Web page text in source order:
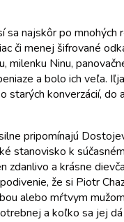
sa najskôr po
či menej šifrované
milenku Ninu,
a bolo ich veľa.
konverzácií,
pripomínajú
stanovisko k
zdanlivo a krásne
že si Piotr
alebo mŕtvym
a koľko sa jej